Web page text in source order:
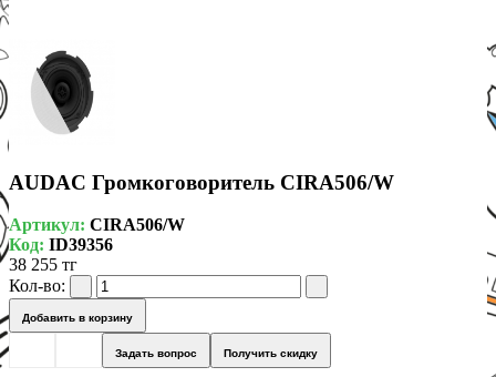
AUDAC Громкоговоритель CIRA506/W
Артикул: CIRA506/W
Код: ID39356
38 255 тг
Кол-во:
Добавить в корзину
Задать вопрос Получить скидку